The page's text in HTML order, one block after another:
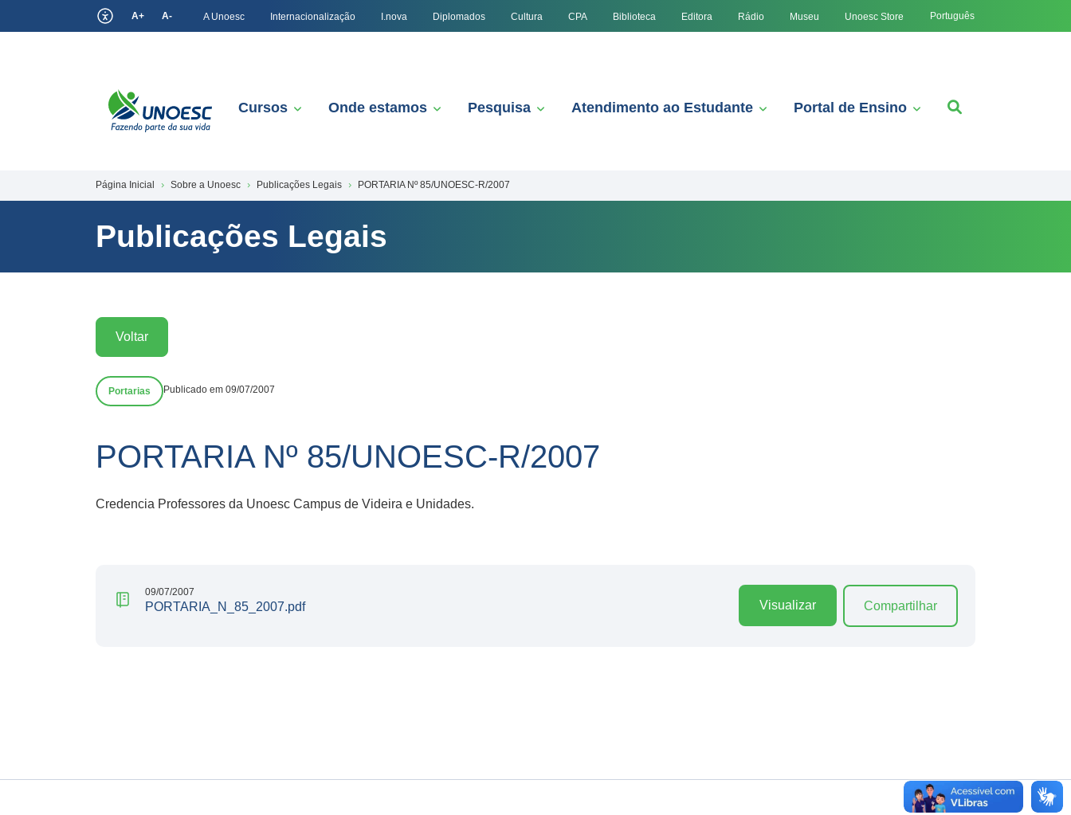
A+ A- A Unoesc Internacionalização I.nova Diplomados Cultura CPA Biblioteca Editora Rádio Museu Unoesc Store Português
Cursos Onde estamos Pesquisa Atendimento ao Estudante Portal de Ensino
Página Inicial Sobre a Unoesc Publicações Legais PORTARIA Nº 85/UNOESC-R/2007
Publicações Legais
Voltar
Portarias Publicado em 09/07/2007
PORTARIA Nº 85/UNOESC-R/2007
Credencia Professores da Unoesc Campus de Videira e Unidades.
09/07/2007
PORTARIA_N_85_2007.pdf Visualizar Compartilhar